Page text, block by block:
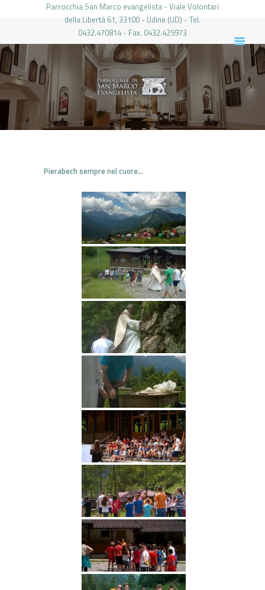
Parrocchia San Marco evangelista - Viale Volontari
della Libertá 61, 33100 - Udine (UD) - Tel.
0432.470814 - Fax. 0432.425973
PARROCCHIA DI SAN MARCO UDINE
HOME
LA PARROCCHIA
IL PARROCO
LE ATTIVITÀ
PIERABECH
CONTATTI
Pierabech sempre nel cuore…